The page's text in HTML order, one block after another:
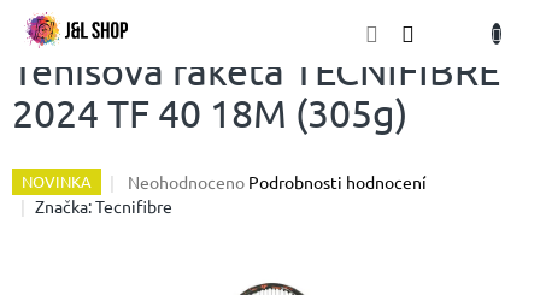
Přejít
obsahTenisová raketa TECNIFIBRE
2024 TF 40 18M (305g)
NOVINKA
Průměrné
hodnocení
Neohodnoceno Podrobnosti hodnocení
Značka:Tecnifibre